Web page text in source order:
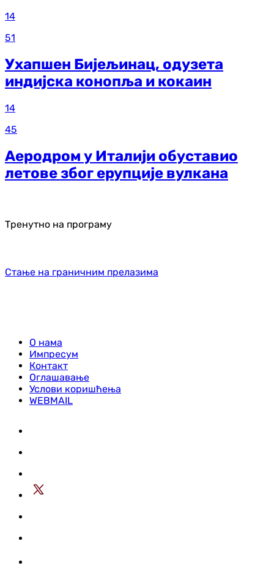
14
51
Ухапшен Бијељинац, одузета
индијска конопља и кокаин
14
45
Аеродром у Италији обуставио
летове због ерупције вулкана
Тренутно на програму
Стање на граничним прелазима
О нама
Импресум
Контакт
Оглашавање
Услови коришћења
WEBMAIL